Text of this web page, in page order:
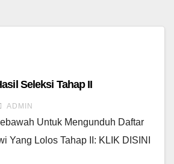
Seleksi Tahap II
ADMIN
Untuk Mengunduh Daftar
Yang Lolos Tahap II: KLIK DISINI